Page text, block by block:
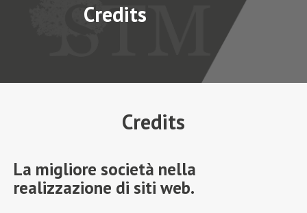
Credits
Credits
La migliore società nella
realizzazione di siti web.